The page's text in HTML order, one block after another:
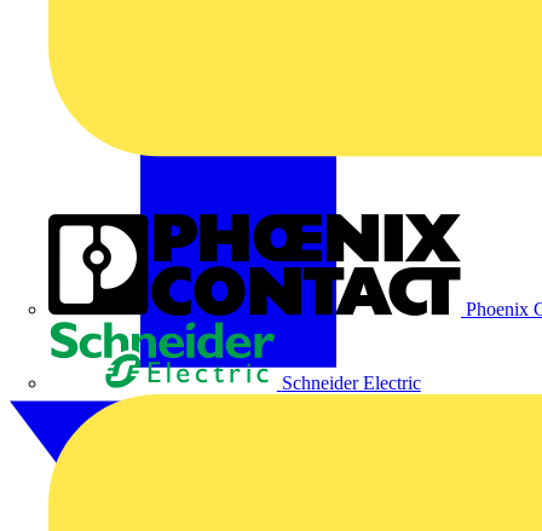
Phoenix
Schneider Electric